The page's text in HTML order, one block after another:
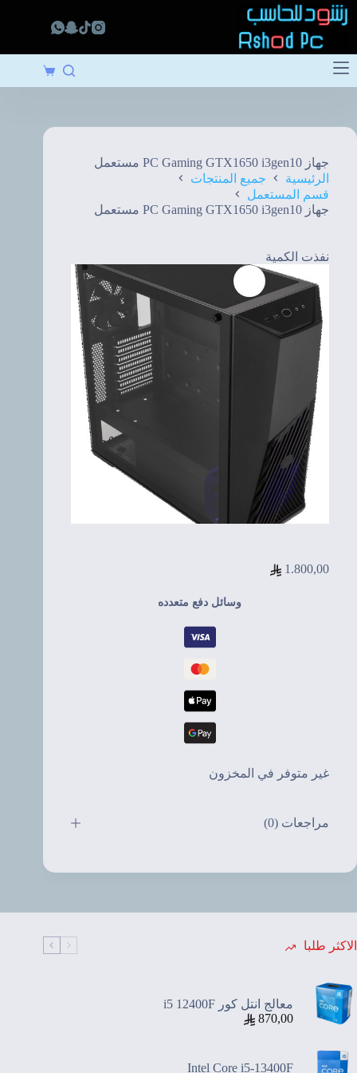
التجاوز
إلى
المحتوى
عربة
جهاز PC Gaming GTX1650 i3gen10 مستعمل
الرئيسية
جميع المنتجات
قسم المستعمل
جهاز PC Gaming GTX1650 i3gen10 مستعمل
نفذت الكمية
1.800,00
وسائل دفع متعدده
غير متوفر في المخزون
مراجعات (0)
الاكثر طلبا
معالج انتل كور i5 12400F
870,00
Intel Core i5-13400F